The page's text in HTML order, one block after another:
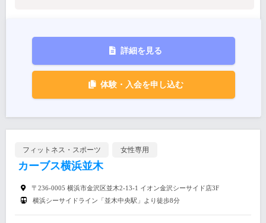
詳細を見る
体験・入会を申し込む
フィットネス・スポーツ 女性専用
カーブス横浜並木
〒236-0005 横浜市金沢区並木2-13-1 イオン金沢シーサイド店3F
横浜シーサイドライン「並木中央駅」より徒歩8分